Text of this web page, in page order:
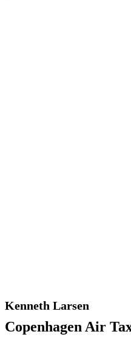
Kenneth Larsen
Copenhagen Air